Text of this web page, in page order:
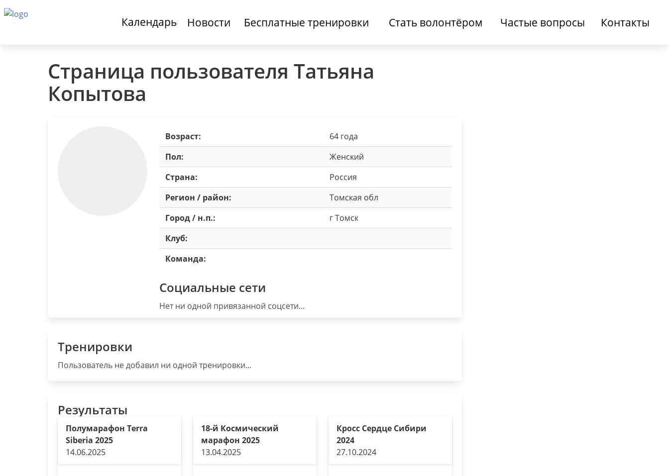
Календарь Новости Бесплатные тренировки Стать волонтёром Частые вопросы Контакты
Страница пользователя Татьяна
Копытова
Возраст:
64 года
Пол:
Женский
Страна:
Россия
Регион / район:
Томская обл
Город / н.п.:
г Томск
Клуб:
Команда:
Социальные сети
Нет ни одной привязанной соцсети...
Тренировки
Пользователь не добавил ни одной тренировки...
Результаты
Полумарафон Terra
Siberia 2025
14.06.2025
18-й Космический
марафон 2025
13.04.2025
Кросс Сердце Сибири
2024
27.10.2024